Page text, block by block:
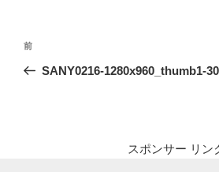
投
ナ
前
の
前
SANY0216-1280x960_thumb1-
スポンサー リン